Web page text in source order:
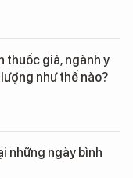
thuốc giả, ngành y
như thế nào?
những ngày bình